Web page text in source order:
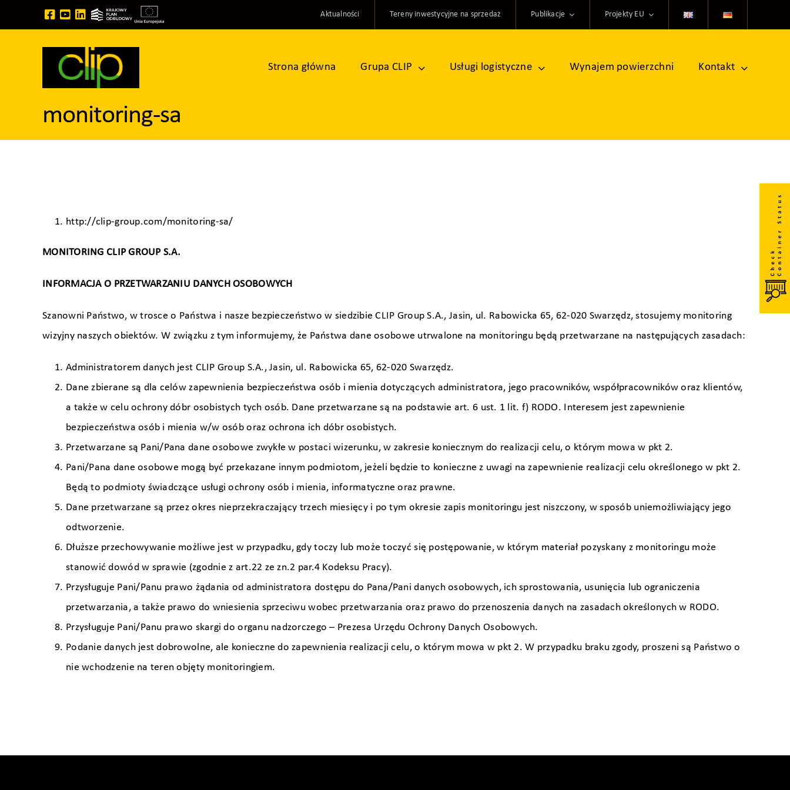
do
zawartości
Aktualności Tereny inwestycyjne na sprzedaż Publikacje Projekty EU
Strona główna Grupa CLIP Usługi logistyczne Wynajem powierzchni Kontakt
monitoring-sa
http://clip-group.com/monitoring-sa/
MONITORING CLIP GROUP S.A.
INFORMACJA O PRZETWARZANIU DANYCH OSOBOWYCH
Szanowni Państwo, w trosce o Państwa i nasze bezpieczeństwo w siedzibie CLIP Group S.A., Jasin, ul. Rabowicka 65, 62-020 Swarzędz, stosujemy monitoring
wizyjny naszych obiektów. W związku z tym informujemy, że Państwa dane osobowe utrwalone na monitoringu będą przetwarzane na następujących zasadach:
Administratorem danych jest CLIP Group S.A., Jasin, ul. Rabowicka 65, 62-020 Swarzędz.
Dane zbierane są dla celów zapewnienia bezpieczeństwa osób i mienia dotyczących administratora, jego pracowników, współpracowników oraz klientów,
a także w celu ochrony dóbr osobistych tych osób. Dane przetwarzane są na podstawie art. 6 ust. 1 lit. f) RODO. Interesem jest zapewnienie
bezpieczeństwa osób i mienia w/w osób oraz ochrona ich dóbr osobistych.
Przetwarzane są Pani/Pana dane osobowe zwykłe w postaci wizerunku, w zakresie koniecznym do realizacji celu, o którym mowa w pkt 2.
Pani/Pana dane osobowe mogą być przekazane innym podmiotom, jeżeli będzie to konieczne z uwagi na zapewnienie realizacji celu określonego w pkt 2.
Będą to podmioty świadczące usługi ochrony osób i mienia, informatyczne oraz prawne.
Dane przetwarzane są przez okres nieprzekraczający trzech miesięcy i po tym okresie zapis monitoringu jest niszczony, w sposób uniemożliwiający jego
odtworzenie.
Dłuższe przechowywanie możliwe jest w przypadku, gdy toczy lub może toczyć się postępowanie, w którym materiał pozyskany z monitoringu może
stanowić dowód w sprawie (zgodnie z art.22 ze zn.2 par.4 Kodeksu Pracy).
Przysługuje Pani/Panu prawo żądania od administratora dostępu do Pana/Pani danych osobowych, ich sprostowania, usunięcia lub ograniczenia
przetwarzania, a także prawo do wniesienia sprzeciwu wobec przetwarzania oraz prawo do przenoszenia danych na zasadach określonych w RODO.
Przysługuje Pani/Panu prawo skargi do organu nadzorczego – Prezesa Urzędu Ochrony Danych Osobowych.
Podanie danych jest dobrowolne, ale konieczne do zapewnienia realizacji celu, o którym mowa w pkt 2. W przypadku braku zgody, proszeni są Państwo o
nie wchodzenie na teren objęty monitoringiem.